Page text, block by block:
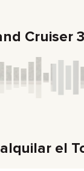
Cruiser
el